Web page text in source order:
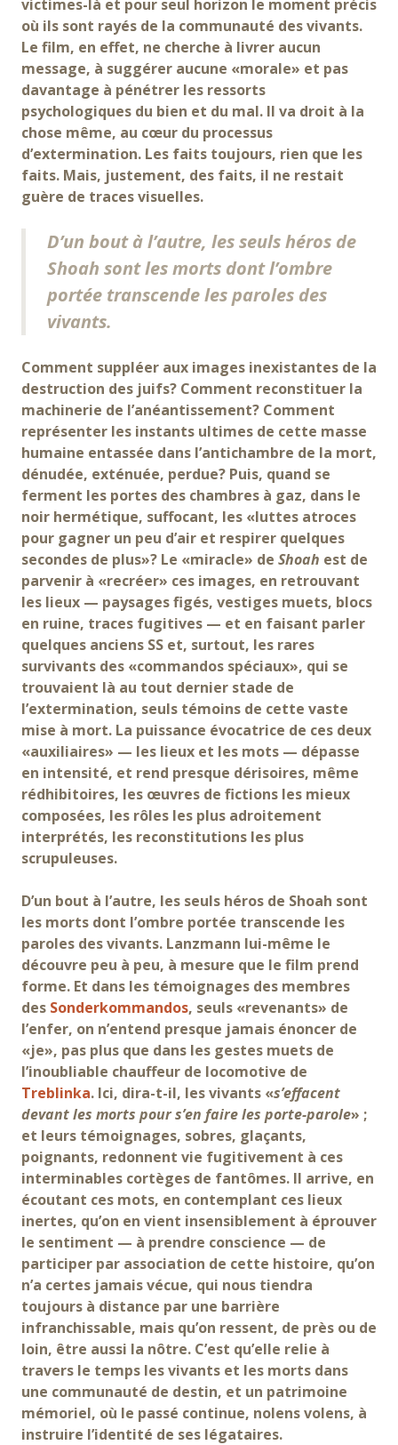
victimes-là et pour seul horizon le moment précis
où ils sont rayés de la communauté des vivants.
Le film, en effet, ne cherche à livrer aucun
message, à suggérer aucune «morale» et pas
davantage à pénétrer les ressorts
psychologiques du bien et du mal. Il va droit à la
chose même, au cœur du processus
d’extermination. Les faits toujours, rien que les
faits. Mais, justement, des faits, il ne restait
guère de traces visuelles.
D’un bout à l’autre, les seuls héros de
Shoah sont les morts dont l’ombre
portée transcende les paroles des
vivants.
Comment suppléer aux images inexistantes de la
destruction des juifs? Comment reconstituer la
machinerie de l’anéantissement? Comment
représenter les instants ultimes de cette masse
humaine entassée dans l’antichambre de la mort,
dénudée, exténuée, perdue? Puis, quand se
ferment les portes des chambres à gaz, dans le
noir hermétique, suffocant, les «luttes atroces
pour gagner un peu d’air et respirer quelques
secondes de plus»? Le «miracle» de Shoah est de
parvenir à «recréer» ces images, en retrouvant
les lieux — paysages figés, vestiges muets, blocs
en ruine, traces fugitives — et en faisant parler
quelques anciens SS et, surtout, les rares
survivants des «commandos spéciaux», qui se
trouvaient là au tout dernier stade de
l’extermination, seuls témoins de cette vaste
mise à mort. La puissance évocatrice de ces deux
«auxiliaires» — les lieux et les mots — dépasse
en intensité, et rend presque dérisoires, même
rédhibitoires, les œuvres de fictions les mieux
composées, les rôles les plus adroitement
interprétés, les reconstitutions les plus
scrupuleuses.
D’un bout à l’autre, les seuls héros de Shoah sont
les morts dont l’ombre portée transcende les
paroles des vivants. Lanzmann lui-même le
découvre peu à peu, à mesure que le film prend
forme. Et dans les témoignages des membres
des Sonderkommandos, seuls «revenants» de
l’enfer, on n’entend presque jamais énoncer de
«je», pas plus que dans les gestes muets de
l’inoubliable chauffeur de locomotive de
Treblinka. Ici, dira-t-il, les vivants «s’effacent
devant les morts pour s’en faire les porte-parole» ;
et leurs témoignages, sobres, glaçants,
poignants, redonnent vie fugitivement à ces
interminables cortèges de fantômes. Il arrive, en
écoutant ces mots, en contemplant ces lieux
inertes, qu’on en vient insensiblement à éprouver
le sentiment — à prendre conscience — de
participer par association de cette histoire, qu’on
n’a certes jamais vécue, qui nous tiendra
toujours à distance par une barrière
infranchissable, mais qu’on ressent, de près ou de
loin, être aussi la nôtre. C’est qu’elle relie à
travers le temps les vivants et les morts dans
une communauté de destin, et un patrimoine
mémoriel, où le passé continue, nolens volens, à
instruire l’identité de ses légataires.